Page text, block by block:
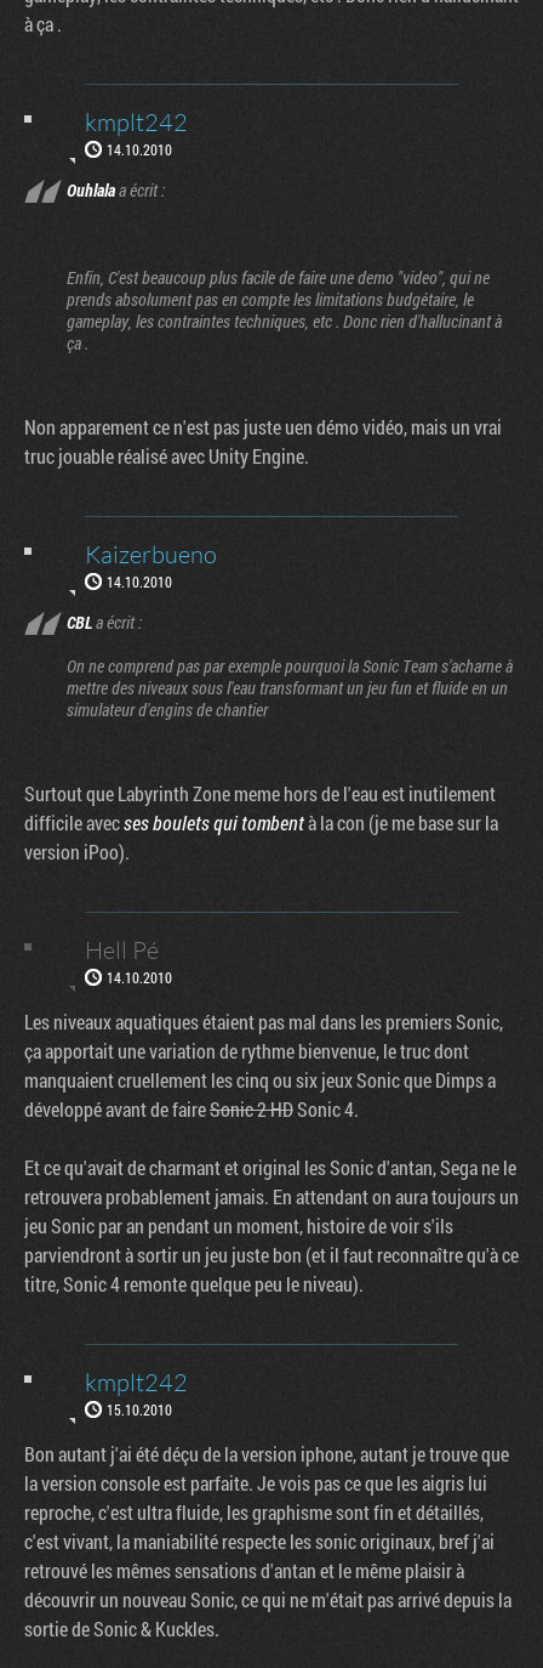
à ça .
kmplt242
14.10.2010
Ouhlalaa écrit :
Enfin, C'est beaucoup plus facile de faire une demo "video", qui ne
prends absolument pas en compte les limitations budgétaire, le
gameplay, les contraintes techniques, etc . Donc rien d'hallucinant à
ça .
Non apparement ce n'est pas juste uen démo vidéo, mais un vrai
truc jouable réalisé avec Unity Engine.
Kaizerbueno
14.10.2010
CBLa écrit :
On ne comprend pas par exemple pourquoi la Sonic Team s'acharne à
mettre des niveaux sous l'eau transformant un jeu fun et fluide en un
simulateur d'engins de chantier
Surtout que Labyrinth Zone meme hors de l'eau est inutilement
difficile avecses boulets qui tombentà la con (je me base sur la
version iPoo).
Hell Pé
14.10.2010
Les niveaux aquatiques étaient pas mal dans les premiers Sonic,
ça apportait une variation de rythme bienvenue, le truc dont
manquaient cruellement les cinq ou six jeux Sonic que Dimps a
développé avant de faireSonic 2 HDSonic 4.
Et ce qu'avait de charmant et original les Sonic d'antan, Sega ne le
retrouvera probablement jamais. En attendant on aura toujours un
jeu Sonic par an pendant un moment, histoire de voir s'ils
parviendront à sortir un jeu juste bon (et il faut reconnaître qu'à ce
titre, Sonic 4 remonte quelque peu le niveau).
kmplt242
15.10.2010
Bon autant j'ai été déçu de la version iphone, autant je trouve que
la version console est parfaite. Je vois pas ce que les aigris lui
reproche, c'est ultra fluide, les graphisme sont fin et détaillés,
c'est vivant, la maniabilité respecte les sonic originaux, bref j'ai
retrouvé les mêmes sensations d'antan et le même plaisir à
découvrir un nouveau Sonic, ce qui ne m'était pas arrivé depuis la
sortie de Sonic & Kuckles.